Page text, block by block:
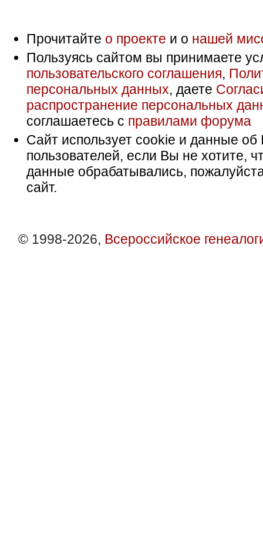
Прочитайте о проекте и о нашей
Пользуясь сайтом вы принимаете
пользовательского соглашения,
персональных данных, даете
распространение персональных
соглашаетесь с правилами форума
Сайт использует cookie и данные об
пользователей, если Вы не хотите,
данные обрабатывались,
сайт.
© 1998-2026, Всероссийское